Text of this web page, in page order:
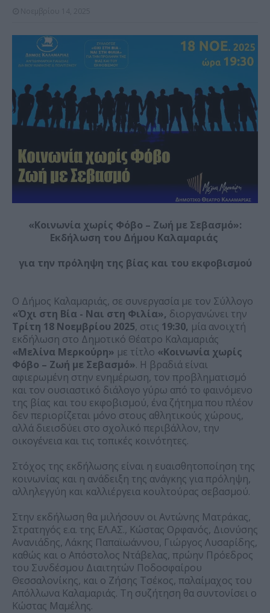
«Κοινωνία χωρίς Φόβο – Ζωή με Σεβασμό»:
Εκδήλωση του Δήμου Καλαμαριάς
για την πρόληψη της βίας και του εκφοβισμού
Ο Δήμος Καλαμαριάς, σε συνεργασία με τον Σύλλογο
«Όχι στη Βία - Ναι στη Φιλία», διοργανώνει την
Τρίτη 18 Νοεμβρίου 2025, στις 19:30, μία ανοιχτή
εκδήλωση στο Δημοτικό Θέατρο Καλαμαριάς
«Μελίνα Μερκούρη» με τίτλο «Κοινωνία χωρίς
Φόβο – Ζωή με Σεβασμό». Η βραδιά είναι
αφιερωμένη στην ενημέρωση, τον προβληματισμό
και τον ουσιαστικό διάλογο γύρω από το φαινόμενο
της βίας και του εκφοβισμού, ένα ζήτημα που πλέον
δεν περιορίζεται μόνο στους αθλητικούς χώρους,
αλλά διεισδύει στο σχολικό περιβάλλον, την
οικογένεια και τις τοπικές κοινότητες.
Στόχος της εκδήλωσης είναι η ευαισθητοποίηση της
κοινωνίας και η ανάδειξη της ανάγκης για πρόληψη,
αλληλεγγύη και καλλιέργεια κουλτούρας σεβασμού.
Στην εκδήλωση θα μιλήσουν οι Αντώνης Ματράκας,
Στρατηγός ε.α. της ΕΛ.ΑΣ., Κώστας Ορφανός, Διονύσης
Ανανιάδης, Λάκης Παπαϊωάννου, Γιώργος Λυσαρίδης,
καθώς και ο Απόστολος Ντάβελας, πρώην Πρόεδρος
του Συνδέσμου Διαιτητών Ποδοσφαίρου
Θεσσαλονίκης, και ο Ζήσης Τσέκος, παλαίμαχος του
Απόλλωνα Καλαμαριάς. Τη συζήτηση θα συντονίσει ο
Κώστας Μαμέλης.